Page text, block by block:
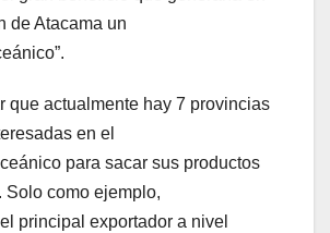
de Atacama un
que actualmente hay 7 provincias
en el
para sacar sus productos
Solo como ejemplo,
principal exportador a nivel